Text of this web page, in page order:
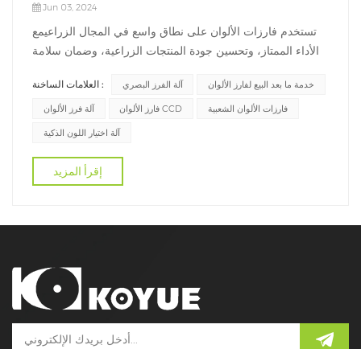
Jun 03, 2024
تستخدم فارزات الألوان على نطاق واسع في المجال الزراعيمع
الأداء الممتاز، وتحسين جودة المنتجات الزراعية، وضمان سلامة
الزراعية، وتعزيز حماية البيئة الزراعية. بالإضافة إلى ذلك، فإن
الطلب في السوق على فارزات الألوان يتزايد باستمرار، خاصة
فيما يتعلق...
العلامات الساخنة : آلة الفرز البصري خدمة ما بعد البيع لفارز الألوان
آلة فرز الألوان فارز الألوان CCD فارزات الألوان الشعبية
آلة اختيار اللون الذكية
إقرأ المزيد